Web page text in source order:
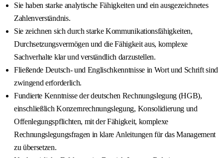
Sie haben starke analytische Fähigkeiten und ein ausgezeichnetes
Zahlenverständnis.
Sie zeichnen sich durch starke Kommunikationsfähigkeiten,
Durchsetzungsvermögen und die Fähigkeit aus, komplexe
Sachverhalte klar und verständlich darzustellen.
Fließende Deutsch- und Englischkenntnisse in Wort und Schrift sind
zwingend erforderlich.
Fundierte Kenntnisse der deutschen Rechnungslegung (HGB),
einschließlich Konzernrechnungslegung, Konsolidierung und
Offenlegungspflichten, mit der Fähigkeit, komplexe
Rechnungslegungsfragen in klare Anleitungen für das Management
zu übersetzen.